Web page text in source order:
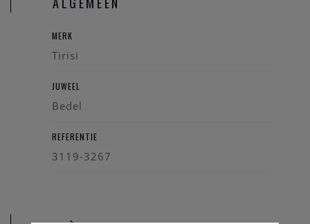
MERK
Tirisi
JUWEEL
Bedel
REFERENTIE
3119-3267